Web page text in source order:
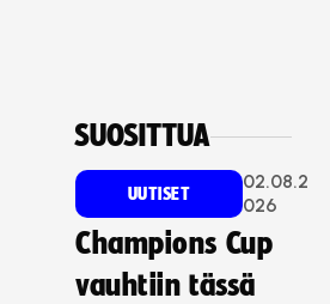
SUOSITTUA
UUTISET
02.08.2
026
Champions Cup
vauhtiin tässä